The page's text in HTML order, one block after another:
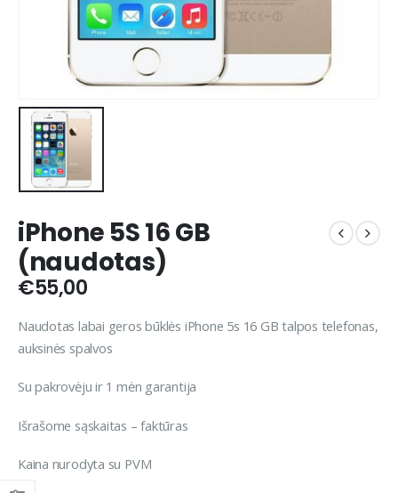
iPhone 5S 16 GB
(naudotas)
€55,00
Naudotas labai geros būklės iPhone 5s 16 GB talpos telefonas,
auksinės spalvos
Su pakrovėju ir 1 mėn garantija
Išrašome sąskaitas – faktūras
Kaina nurodyta su PVM